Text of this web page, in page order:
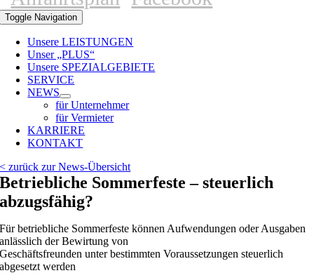
Toggle Navigation
Unsere LEISTUNGEN
Unser „PLUS“
Unsere SPEZIALGEBIETE
SERVICE
NEWS
für Unternehmer
für Vermieter
KARRIERE
KONTAKT
< zurück zur News-Übersicht
Betriebliche Sommerfeste – steuerlich
abzugsfähig?
Für betriebliche Sommerfeste können Aufwendungen oder Ausgaben
anlässlich der Bewirtung von
Geschäftsfreunden unter bestimmten Voraussetzungen steuerlich
abgesetzt werden